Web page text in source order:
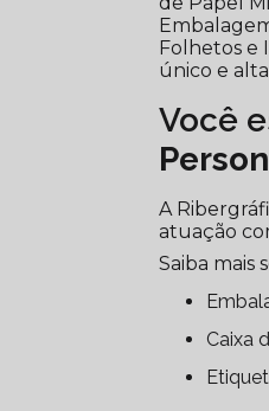
Folhetos e
único e
Você
A
atuação
Saiba mais